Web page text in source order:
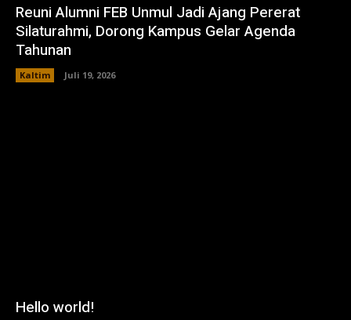
Reuni Alumni FEB Unmul Jadi Ajang Pererat
Silaturahmi, Dorong Kampus Gelar Agenda
Tahunan
Kaltim Juli 19, 2026
Hello world!